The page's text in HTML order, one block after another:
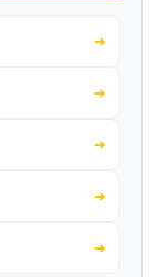
➔
➔
➔
➔
➔